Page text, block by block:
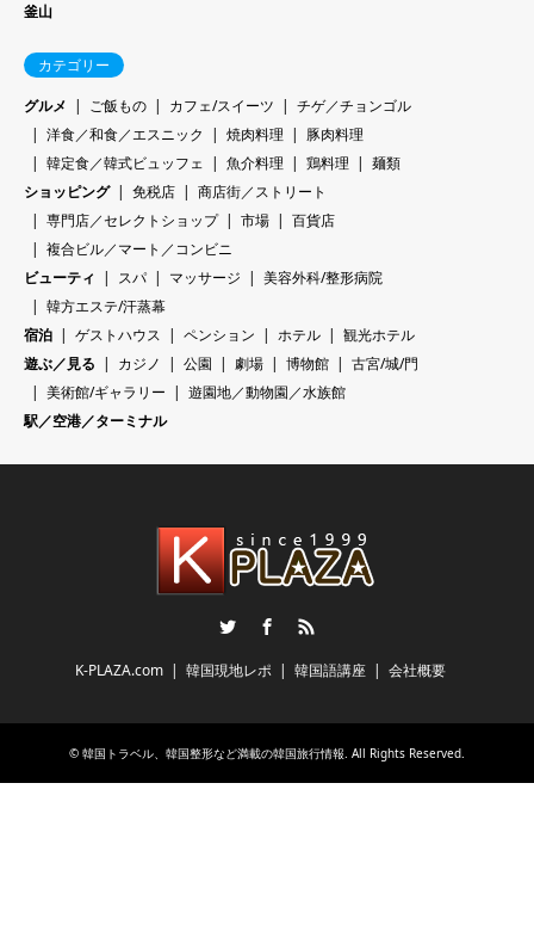
釜山
カテゴリー
グルメ
ご飯もの カフェ/スイーツ
チゲ／チョンゴル
洋食／和食／エスニック
焼肉料理
豚肉料理
韓定食／韓式ビュッフェ
魚介料理 鶏料理
麺類
ショッピング
免税店
商店街／ストリート
専門店／セレクトショップ
市場
百貨店
複合ビル／マート／コンビニ
ビューティ
スパ マッサージ
美容外科/整形病院
韓方エステ/汗蒸幕
宿泊
ゲストハウス ペンション ホテル
観光ホテル
遊ぶ／見る
カジノ 公園 劇場 博物館
古宮/城/門
美術館/ギャラリー
遊園地／動物園／水族館
駅／空港／ターミナル
K-PLAZA.com 韓国現地レポ 韓国語講座 会社概要
© 韓国トラベル、韓国整形など満載の韓国旅行情報. All Rights Reserved.